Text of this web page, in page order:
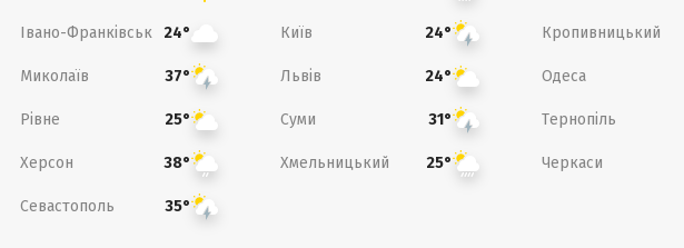
Івано-Франківськ 24° Київ 24° Кропивницький
Миколаїв 37° Львів 24° Одеса
Рівне 25° Суми 31° Тернопіль
Херсон 38° Хмельницький 25° Черкаси
Севастополь 35°